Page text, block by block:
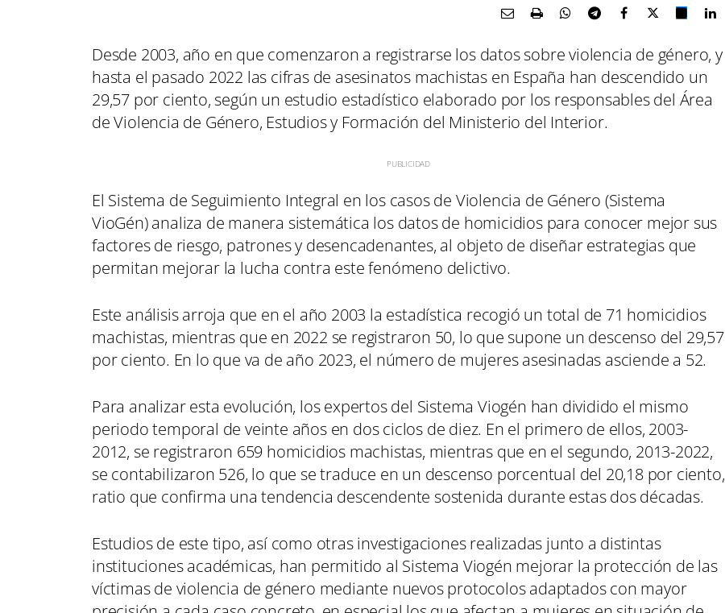
Desde 2003, año en que comenzaron a registrarse los datos sobre violencia de género, y
hasta el pasado 2022 las cifras de asesinatos machistas en España han descendido un
29,57 por ciento, según un estudio estadístico elaborado por los responsables del Área
de Violencia de Género, Estudios y Formación del Ministerio del Interior.
El Sistema de Seguimiento Integral en los casos de Violencia de Género (Sistema
VioGén) analiza de manera sistemática los datos de homicidios para conocer mejor sus
factores de riesgo, patrones y desencadenantes, al objeto de diseñar estrategias que
permitan mejorar la lucha contra este fenómeno delictivo.
Este análisis arroja que en el año 2003 la estadística recogió un total de 71 homicidios
machistas, mientras que en 2022 se registraron 50, lo que supone un descenso del 29,57
por ciento. En lo que va de año 2023, el número de mujeres asesinadas asciende a 52.
Para analizar esta evolución, los expertos del Sistema Viogén han dividido el mismo
periodo temporal de veinte años en dos ciclos de diez. En el primero de ellos, 2003-
2012, se registraron 659 homicidios machistas, mientras que en el segundo, 2013-2022,
se contabilizaron 526, lo que se traduce en un descenso porcentual del 20,18 por ciento,
ratio que confirma una tendencia descendente sostenida durante estas dos décadas.
Estudios de este tipo, así como otras investigaciones realizadas junto a distintas
instituciones académicas, han permitido al Sistema Viogén mejorar la protección de las
víctimas de violencia de género mediante nuevos protocolos adaptados con mayor